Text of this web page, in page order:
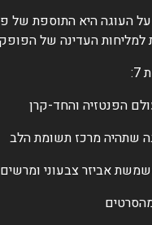
העוגה היא התוספת של
העדינה של
הפנטזיה והחד-קרן
שתהיה מרכז תשומת הלב
אביזר צבעוני ומרשים